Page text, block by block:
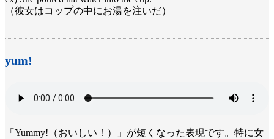
（彼女はコップの中にお湯を注いだ）
yum!
「Yummy!（おいしい！）」が短くなった表現です。特に女